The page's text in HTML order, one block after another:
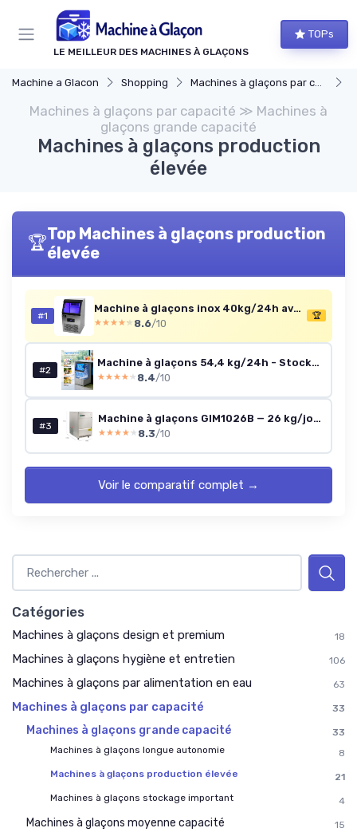
LE MEILLEUR DES MACHINES À GLAÇONS
TOPs
Machine a Glacon Shopping Machines à glaçons par capacité
Machines à glaçons par capacité ≫ Machines à
glaçons grande capacité
Machines à glaçons production
élevée
🏆Top Machines à glaçons production
élevée
#1
Machine à glaçons inox 40kg/24h avec broyeur
★★★★★
★★★★★ 8.6/10
🏆
#2
Machine à glaçons 54,4 kg/24h - Stockage 15 kg
★★★★★
★★★★★ 8.4/10
#3
Machine à glaçons GIM1026B — 26 kg/jour
★★★★★
★★★★★ 8.3/10
Voir le comparatif complet →
Catégories
Machines à glaçons design et premium 18
Machines à glaçons hygiène et entretien 106
Machines à glaçons par alimentation en eau 63
Machines à glaçons par capacité 33
Machines à glaçons grande capacité
33
Machines à glaçons longue autonomie
8
Machines à glaçons production élevée
21
Machines à glaçons stockage important
4
Machines à glaçons moyenne capacité 15
Panneau de gestion des cookies